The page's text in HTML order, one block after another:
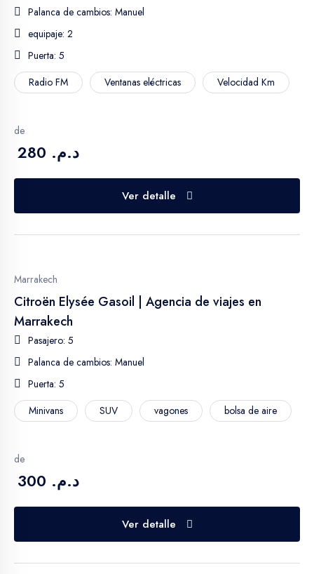
AL HOCEIMA
saidia
New York
Dakhla
Malaysia
- Kuala Lumpur
Turkey
Palanca de cambios: Manuel
equipaje: 2
Puerta: 5
Radio FM
Ventanas eléctricas Velocidad Km
de
د.م. 280
Ver detalle
Marrakech
Citroën Elysée Gasoil | Agencia de viajes en
Marrakech
Pasajero: 5
Palanca de cambios: Manuel
Puerta: 5
Minivans
SUV vagones bolsa de aire
de
د.م. 300
Ver detalle